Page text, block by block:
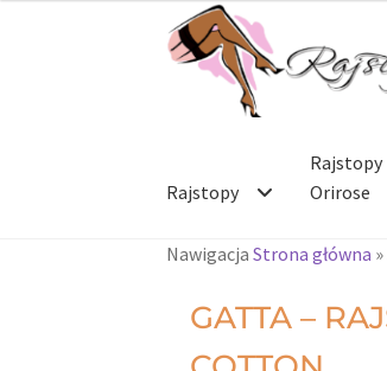
Rajstopy
Rajstopy
Orirose
NawigacjaStrona główna »
GATTA –